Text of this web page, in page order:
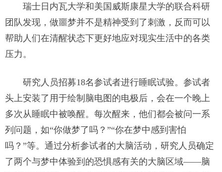
瑞士日内瓦大学和美国威斯康星大学的联合科研
团队发现，做噩梦并不是精神受到了刺激，反而可以
帮助人们在清醒状态下更好地应对现实生活中的各类
压力。
研究人员招募18名参试者进行睡眠试验。参试者
头上安装了用于绘制脑电图的电极后，会在一个晚上
多次从睡眠中被唤醒。每次醒来，他们都会被问一系
列问题，如“你做梦了吗？”“你在梦中感到害怕
吗？”等。通过分析参试者的大脑活动，研究人员确定
了两个与梦中体验到的恐惧感有关的大脑区域——脑